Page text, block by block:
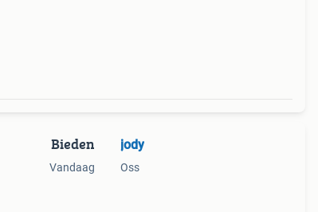
Bieden
Vandaag
jody
Oss